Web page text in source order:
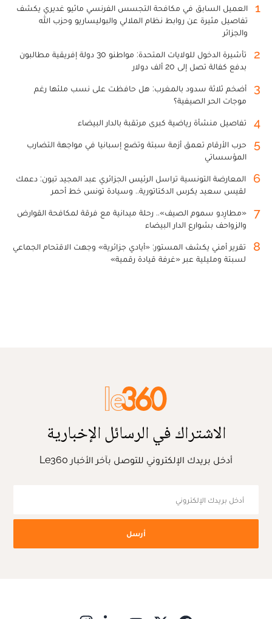
1
العميل السابق في مكافحة التجسس الفرنسي ماثيو غديري يكشف
تفاصيل مثيرة عن روابط نظام الملالي والبوليساريو وحزب الله
والجزائر
2
تأشيرة الدخول للولايات المتحدة: مواطنو 30 دولة إفريقية مطالبون
بدفع كفالة تصل إلى 20 ألف دولار
3
أضخم ثلاثة سدود بالمغرب: هل حافظت على نسب ملئها رغم
موجات الحر الصيفية؟
4 تفاصيل منشأة رياضية كبرى مرتقبة بالدار البيضاء
5
حرب الأرقام تعمق أزمة سبتة وتضع إسبانيا في مواجهة التضارب
المؤسساتي
6
المعارضة التونسية تراسل الرئيس الجزائري عبد المجيد تبون: دعمك
لقيس سعيد يكرس الدكتاتورية.. وسيادة تونس خط أحمر
7
«مطارِدو سموم الصيف».. رحلة ميدانية مع فرقة لمكافحة القوارض
والزواحف بشوارع الدار البيضاء
8
تقرير أمني يكشف المستور: «أيادي جزائرية» وجهت الاقتحام الجماعي
لسبتة ومليلية عبر «غرفة قيادة رقمية»
الاشتراك في الرسائل الإخبارية
أدخل بريدك الإلكتروني للتوصل بآخر الأخبار Le360
أرسل